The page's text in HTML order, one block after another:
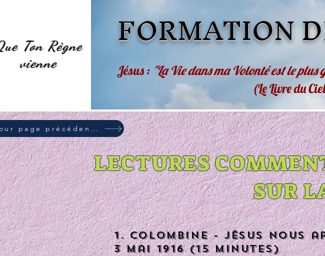
Ton Règne
vienne
FORMATION
Jésus : "La Vie dans ma Volonté est le
(Le Livre du
Retour page précédente
LECTURES
SUR
1. Colombine - Jésus nous
3 mai 1916 (15 minutes)